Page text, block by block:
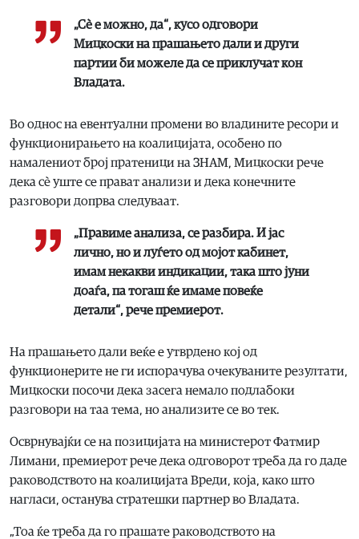
„Сè е можно, да“, кусо одговори
Мицкоски на прашањето дали и други
партии би можеле да се приклучат кон
Владата.
Во однос на евентуални промени во владините ресори и
функционирањето на коалицијата, особено по
намалениот број пратеници на ЗНАМ, Мицкоски рече
дека сè уште се прават анализи и дека конечните
разговори допрва следуваат.
„Правиме анализа, се разбира. И јас
лично, но и луѓето од мојот кабинет,
имам некакви индикации, така што јуни
доаѓа, па тогаш ќе имаме повеќе
детали“, рече премиерот.
На прашањето дали веќе е утврдено кој од
функционерите не ги испорачува очекуваните резултати,
Мицкоски посочи дека засега немало подлабоки
разговори на таа тема, но анализите се во тек.
Осврнувајќи се на позицијата на министерот Фатмир
Лимани, премиерот рече дека одговорот треба да го даде
раководството на коалицијата Вреди, која, како што
нагласи, останува стратешки партнер во Владата.
„Тоа ќе треба да го прашате раководството на